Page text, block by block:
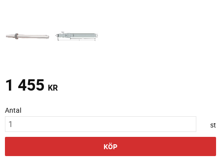
1 455 KR
Antal
st
KÖP